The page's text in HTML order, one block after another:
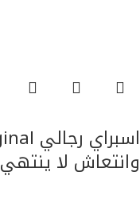
وانتعاش لا ينتهي